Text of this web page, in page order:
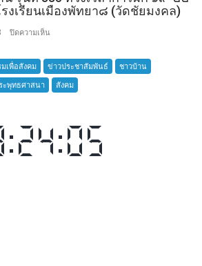
เรียนเมืองพัทยา๘ (วัดชัยมงคล)
ปิดความเห็น
เสือ
ชาว
บ้าน
เปิด
รับ
เพื่อสังคม ข่าวประชาสัมพันธ์
ชาวบ้าน
ะพุทธศาสนา สังคม